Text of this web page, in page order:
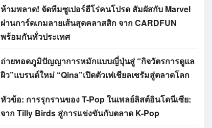
ห้ามพลาด! จัดทีมซูเปอร์ฮีโร่คนโปรด สัมผัสกับ Marvel
ผ่านการ์ดเกมลายเส้นสุดคลาสสิก จาก CARDFUN
พร้อมกันทั่วประเทศ
ถ่ายทอดภูมิปัญญาการหมักแบบญี่ปุ่นสู่ “กิจวัตรการดูแล
ผิว”แบรนด์ใหม่ “Qina”เปิดตัวเฟเชียลเซรัมสู่ตลาดโลก
หัวข้อ: การรุกรานของ T-Pop ในเพลย์ลิสต์อินโดนีเซีย:
จาก Tilly Birds สู่การแข่งขันกับตลาด K-Pop